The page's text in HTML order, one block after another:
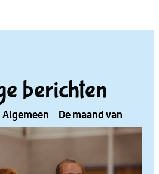
berichten
Algemeen De maand van